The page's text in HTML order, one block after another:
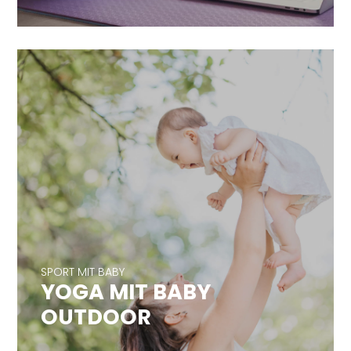
SPORT MIT BABY
YOGA MIT BABY
OUTDOOR
SPORT MIT BABY
YOGA MIT BABY
OUTDOOR